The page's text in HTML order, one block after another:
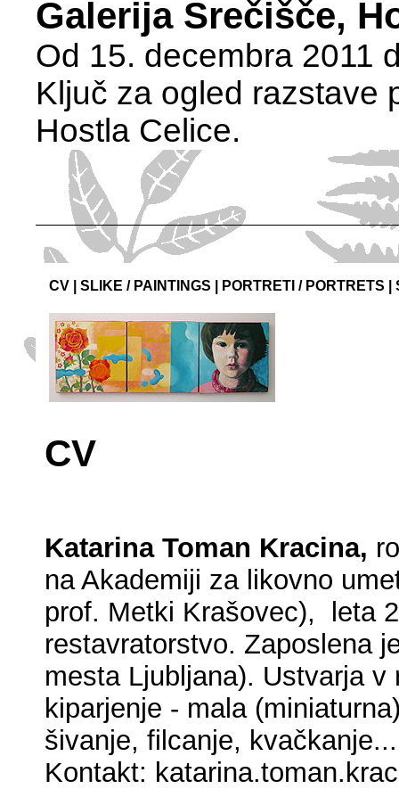
Galerija Srečišče,
Od 15. decembra 2011
Ključ za ogled razstave
Hostla Celice.
CV SLIKE / PAINTINGS PORTRETI / PORTRETS
CV
Katarina Toman Kracina,
na Akademiji za likovno
prof. Metki Krašovec), leta
restavratorstvo. Zaposlena
mesta Ljubljana). Ustvarja
kiparjenje - mala
šivanje, filcanje, kvačkanje...
Kontakt: